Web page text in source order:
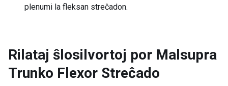
plenumi la fleksan streĉadon.
Rilataj ŝlosilvortoj por Malsupra
Trunko Flexor Streĉado